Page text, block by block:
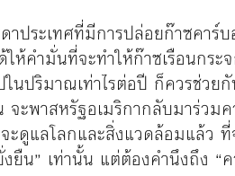
ประเทศที่มีการปล่อยก๊าซคา
ห้คำมั่นที่จะทำให้ก๊าซเรือนกร
นปริมาณเท่าไรต่อปี ก็ควรช่ว
จะพาสหรัฐอเมริกากลับมาร่
ะดูแลโลกและสิ่งแวดล้อมแล้ว
ยืน” เท่านั้น แต่ต้องคำนึงถึง “